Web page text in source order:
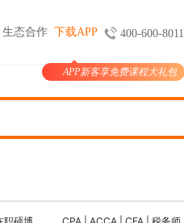
就业 考公考编
公务员 HOT
国企招聘
官方商城
考试报名
CQF报名指导
生态合作 下载APP
APP新客享免费课程大礼包
400-600-8011